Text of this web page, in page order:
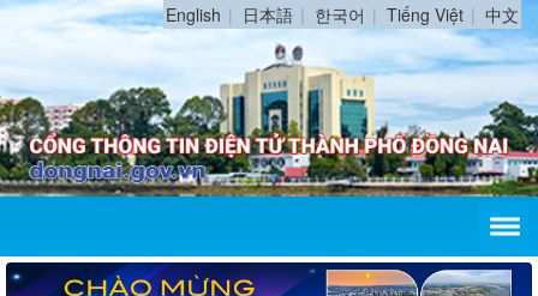
English 日本語 한국어 Tiếng Việt 中文